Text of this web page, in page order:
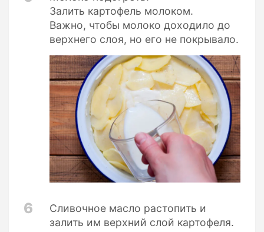
Залить картофель молоком.
Важно, чтобы молоко доходило до
верхнего слоя, но его не покрывало.
6
Сливочное масло растопить и
залить им верхний слой картофеля.